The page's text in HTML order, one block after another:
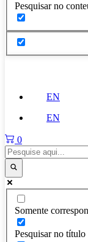
Pesquisar no
EN
EN
0
Somente
Pesquisar no título